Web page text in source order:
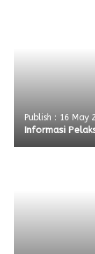
Publish : 16 May
Informasi